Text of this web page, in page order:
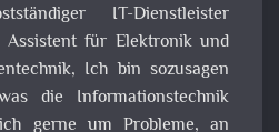
IT-Dienstleister
Assistent für Elektronik und
Ich bin sozusagen
die Informationstechnik
gerne um Probleme, an